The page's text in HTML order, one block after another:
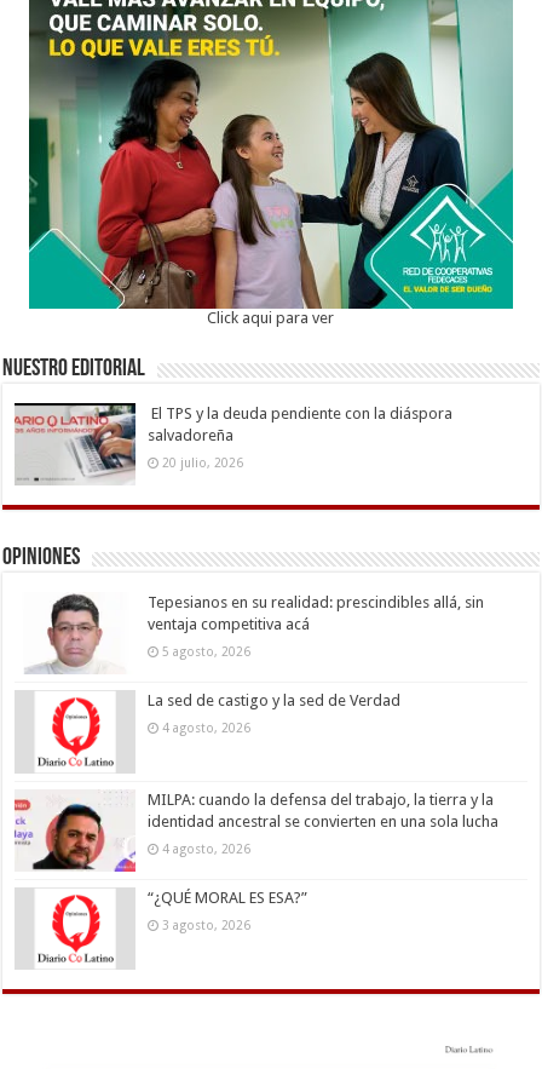
Click aqui para ver
Nuestro Editorial
El TPS y la deuda pendiente con la diáspora
salvadoreña
20 julio, 2026
Opiniones
Tepesianos en su realidad: prescindibles allá, sin
ventaja competitiva acá
5 agosto, 2026
La sed de castigo y la sed de Verdad
4 agosto, 2026
MILPA: cuando la defensa del trabajo, la tierra y la
identidad ancestral se convierten en una sola lucha
4 agosto, 2026
“¿QUÉ MORAL ES ESA?”
3 agosto, 2026